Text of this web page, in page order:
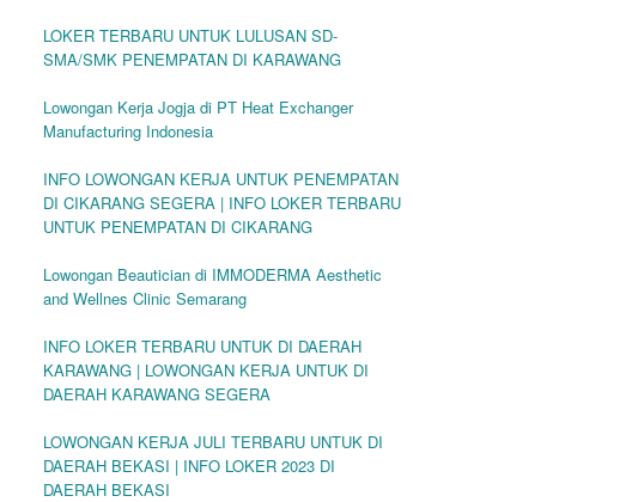
LOKER TERBARU UNTUK LULUSAN SD-
SMA/SMK PENEMPATAN DI KARAWANG
Lowongan Kerja Jogja di PT Heat Exchanger
Manufacturing Indonesia
INFO LOWONGAN KERJA UNTUK PENEMPATAN
DI CIKARANG SEGERA | INFO LOKER TERBARU
UNTUK PENEMPATAN DI CIKARANG
Lowongan Beautician di IMMODERMA Aesthetic
and Wellnes Clinic Semarang
INFO LOKER TERBARU UNTUK DI DAERAH
KARAWANG | LOWONGAN KERJA UNTUK DI
DAERAH KARAWANG SEGERA
LOWONGAN KERJA JULI TERBARU UNTUK DI
DAERAH BEKASI | INFO LOKER 2023 DI
DAERAH BEKASI